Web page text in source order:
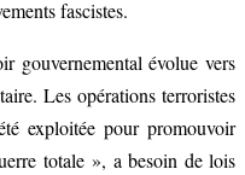
fascistes.
gouvernemental évolue vers
Les opérations terroristes
exploitée pour promouvoir
totale », a besoin de lois